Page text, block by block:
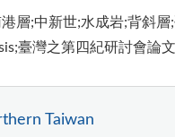
層;中新世;水成岩;背斜
臺灣之第四紀研討會論
Taiwan